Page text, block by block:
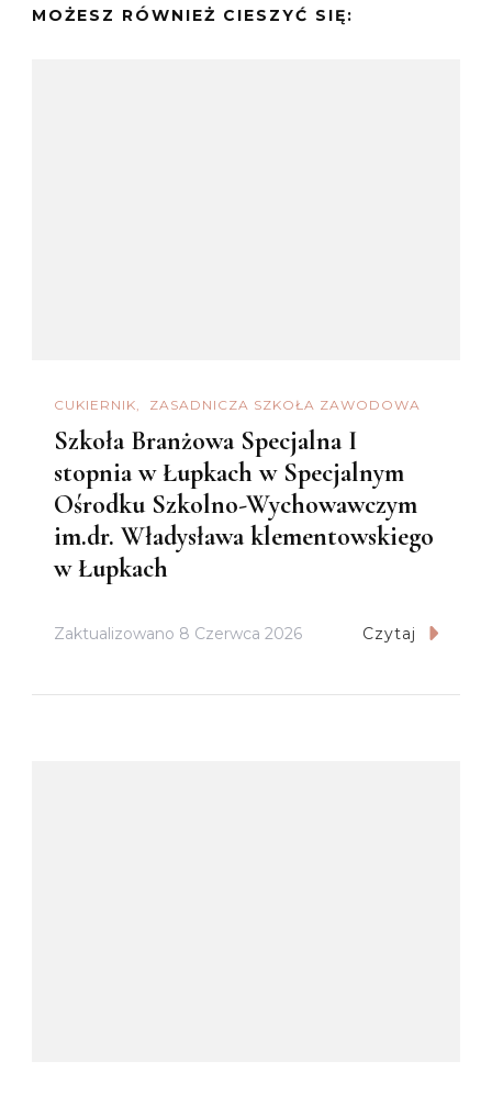
MOŻESZ RÓWNIEŻ CIESZYĆ SIĘ:
CUKIERNIK ZASADNICZA SZKOŁA ZAWODOWA
Szkoła Branżowa Specjalna I
stopnia w Łupkach w Specjalnym
Ośrodku Szkolno-Wychowawczym
im.dr. Władysława klementowskiego
w Łupkach
Zaktualizowano 8 Czerwca 2026 Czytaj